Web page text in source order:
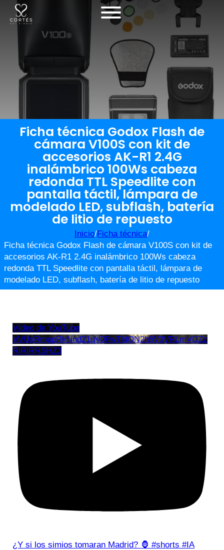
Ficha técnica Godox Flash de
cámara V100S con kit de
accesorios AK-R1 2.4G
inalámbrico 100Ws cabeza
redonda TTL Speedlite con
pantalla táctil, lámpara de
modelado LED, subflash, batería
de litio de repuesto
Inicio/Ficha técnica/
Ficha técnica Godox Flash de cámara V100S con kit de
accesorios AK-R1 2.4G inalámbrico 100Ws cabeza
redonda TTL Speedlite con pantalla táctil, lámpara de
modelado LED, subflash, batería de litio de repuesto
Vídeo de YouTube
VVUxRmppRkNnd21qV0FwTldON2h5V3VRLmVDZz
RiRjRRSHZ3
¿Y si los simios tomaran Madrid? 🦍 #shorts #IA